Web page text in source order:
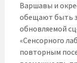
Варшавы и
обещают быть
обновляемой
«Сенсорного
повторным